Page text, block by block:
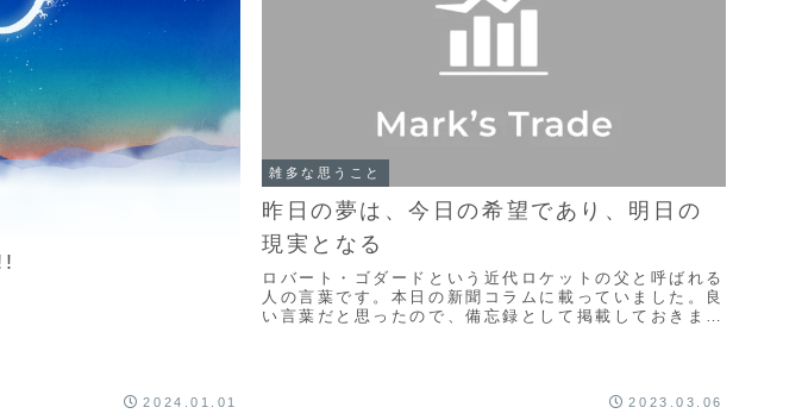
2024.01.01
雑多な思うこと
昨日の夢は、今日の希望であり、明日の
現実となる
ロバート・ゴダードという近代ロケットの父と呼ばれる
人の言葉です。本日の新聞コラムに載っていました。良
い言葉だと思ったので、備忘録として掲載しておきま
2023.03.06